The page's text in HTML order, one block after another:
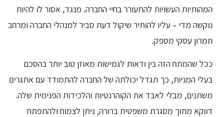
המהותיות העשויות להתעורר בחיי החברה. מנגד, אסור לו להיות
נוקשה מדי – עליו להותיר שיקול דעת סביר למנהלי החברה ומרחב
תמרון עסקי מספק.
ככל שהמתח הזה בין ודאות לגמישות מאוזן טוב יותר בהסכם
בעלי המניות, כך תגדל יכולתה של החברה להתמודד עם אתגרים
משתנים, מבלי לאבד את הקוהרנטיות והלכידות הפנימית שלה.
דווקא מתוך מסגרת משפטית ברורה, ניתן לצמוח ולהתפתח